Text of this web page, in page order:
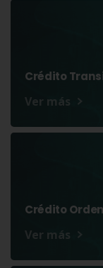
Crédito
Ver más
Crédito
Ver más